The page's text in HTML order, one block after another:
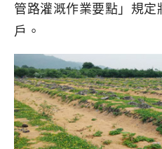
管路灌溉作業要點」規定
戶。